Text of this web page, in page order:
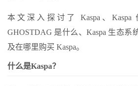
本文深入探讨了 Kaspa、Kaspa
GHOSTDAG 是什么、Kaspa 生态系
及在哪里购买 Kaspa。
什么是Kaspa？